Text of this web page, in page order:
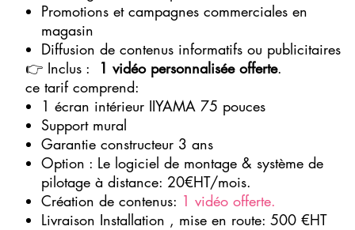
Promotions et campagnes commerciales en
magasin
Diffusion de contenus informatifs ou publicitaires
👉 Inclus :
1 vidéo personnalisée offerte.
ce tarif comprend:
1 écran intérieur IIYAMA 75 pouces
Support mural
Garantie constructeur 3 ans
Option : Le logiciel de montage & système de
pilotage à distance: 20€HT/mois.
Création de contenus: 1 vidéo offerte.
Livraison Installation , mise en route: 500 €HT